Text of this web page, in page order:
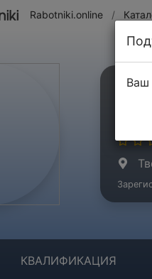
Rabotniki.online /
КВАЛИФИКАЦИЯ
Ваш